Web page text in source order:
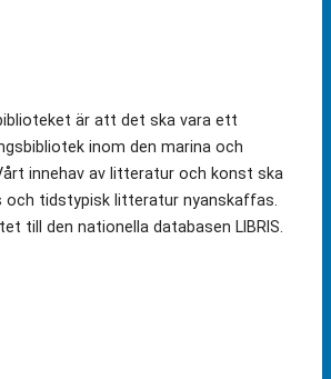
är att det ska vara ett
inom den marina och
innehav av litteratur och konst ska
och tidstypisk litteratur nyanskaffas.
till den nationella databasen LIBRIS.